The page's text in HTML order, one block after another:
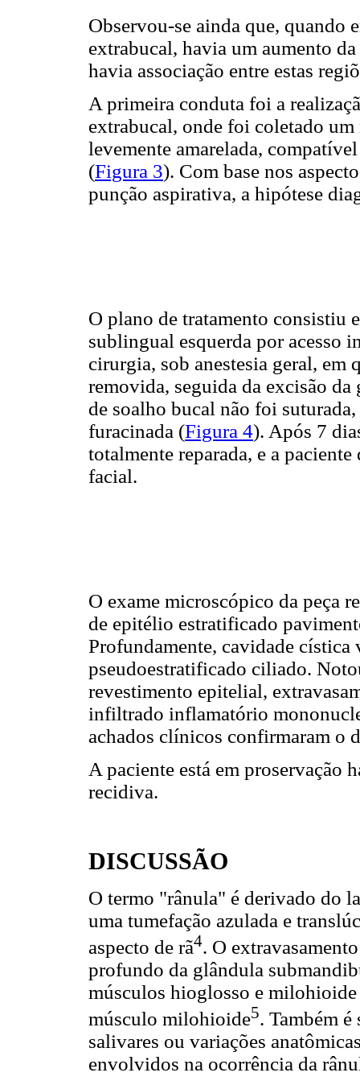
Observou-se ainda que, quando
extrabucal, havia um aumento
havia associação entre estas
A primeira conduta foi a
extrabucal, onde foi coletado
levemente amarelada,
(Figura 3). Com base nos
punção aspirativa, a hipótese
O plano de tratamento consistiu
sublingual esquerda por acesso
cirurgia, sob anestesia geral, em
removida, seguida da excisão
de soalho bucal não foi
furacinada (Figura 4). Após 7
totalmente reparada, e a
facial.
O exame microscópico da peça
de epitélio estratificado
Profundamente, cavidade
pseudoestratificado ciliado.
revestimento epitelial,
infiltrado inflamatório
achados clínicos confirmaram o
A paciente está em proservação
recidiva.
DISCUSSÃO
O termo "rânula" é derivado do
uma tumefação azulada e
aspecto de rã4. O
profundo da glândula
músculos hioglosso e milohioide
músculo milohioide5. Também
salivares ou variações
envolvidos na ocorrência da